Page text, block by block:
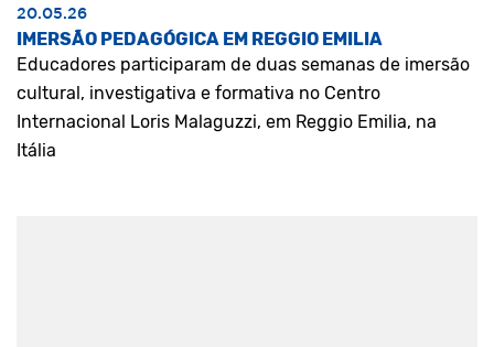
20.05.26
IMERSÃO PEDAGÓGICA EM REGGIO EMILIA
Educadores participaram de duas semanas de imersão
cultural, investigativa e formativa no Centro
Internacional Loris Malaguzzi, em Reggio Emilia, na
Itália